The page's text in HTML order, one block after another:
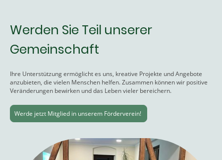
Werden Sie Teil unserer
Gemeinschaft
Ihre Unterstützung ermöglicht es uns, kreative Projekte und Angebote
anzubieten, die vielen Menschen helfen. Zusammen können wir positive
Veränderungen bewirken und das Leben vieler bereichern.
Werde jetzt Mitglied in unserem Förderverein!